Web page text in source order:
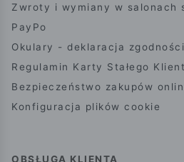
Zwroty i wymiany w salonach
PayPo
Okulary - deklaracja zgodności
Regulamin Karty Stałego
Bezpieczeństwo zakupów
Konfiguracja plików cookie
OBSŁUGA KLIENTA